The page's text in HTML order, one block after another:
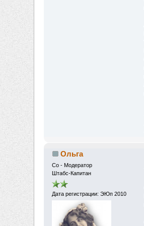
Ольга
Со - Модератор
Штабс-Капитан
Дата регистрации: ЭЮп 2010